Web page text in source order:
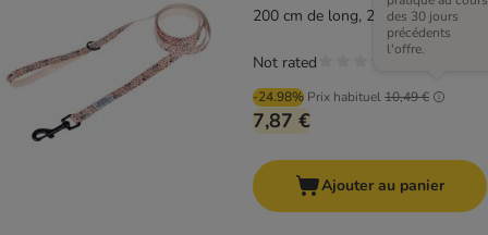
200 cm de long, 20 mm de large
-24.98% Prix habituel10,49 €
des 30 jours
précédents
l'offre.
7,87 €
Not rated
Ajouter au panier